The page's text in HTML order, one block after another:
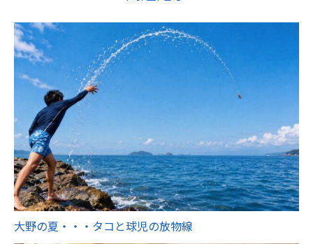
大野の夏・・・タコと球児の放物線